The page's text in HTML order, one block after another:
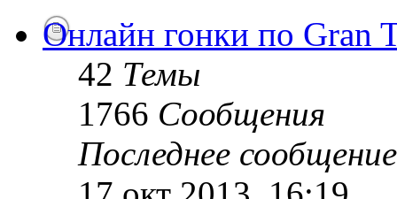
Онлайн гонки по Gran
42 Темы
1766 Сообщения
Последнее сообщение